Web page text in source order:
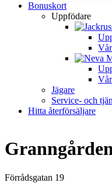
Bonuskort
Uppfödare
Jägare
Service- och
Hitta återförsäljare
Förrådsgatan 19